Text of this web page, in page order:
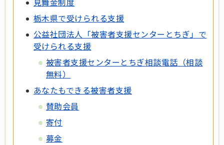
栃木県で受けられる支援
公益社団法人「被害者支援センターとちぎ」で
受けられる支援
被害者支援センターとちぎ相談電話（相談
無料）
あなたもできる被害者支援
賛助会員
寄付
募金